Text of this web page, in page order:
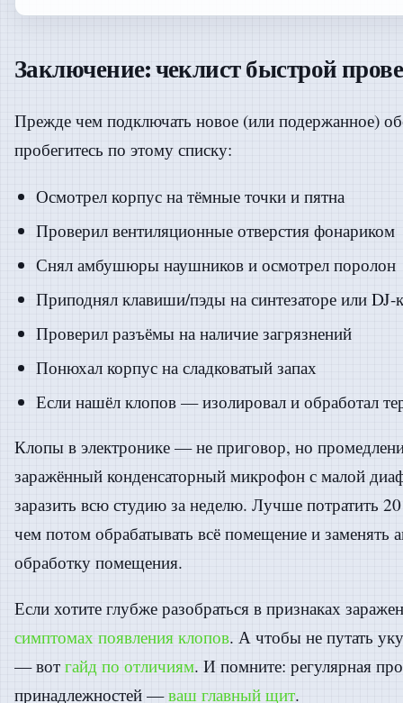
Заключение: чеклист быстрой
Прежде чем подключать новое (или подержанное)
пробегитесь по этому списку:
Осмотрел корпус на тёмные точки и пятна
Проверил вентиляционные отверстия фонариком
Снял амбушюры наушников и осмотрел поролон
Приподнял клавиши/пэды на синтезаторе или DJ-
Проверил разъёмы на наличие загрязнений
Понюхал корпус на сладковатый запах
Если нашёл клопов — изолировал и обработал
Клопы в электронике — не приговор, но
заражённый конденсаторный микрофон с малой
заразить всю студию за неделю. Лучше потратить
чем потом обрабатывать всё помещение и заменять
обработку помещения.
Если хотите глубже разобраться в признаках
симптомах появления клопов. А чтобы не путать
— вот гайд по отличиям. И помните: регулярная
принадлежностей —ваш главный щит.